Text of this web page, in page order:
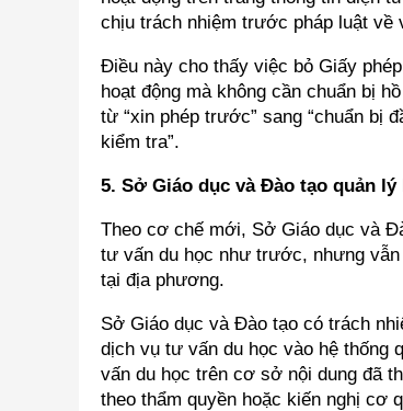
chịu trách nhiệm trước pháp luật về
Điều này cho thấy việc bỏ Giấy
hoạt động mà không cần chuẩn bị
từ “xin phép trước” sang “chuẩn bị
kiểm tra”.
5. Sở Giáo dục và Đào tạo quản
Theo cơ chế mới, Sở Giáo dục và
tư vấn du học như trước, nhưng
tại địa phương.
Sở Giáo dục và Đào tạo có trách
dịch vụ tư vấn du học vào hệ thống
vấn du học trên cơ sở nội dung đã
theo thẩm quyền hoặc kiến nghị cơ